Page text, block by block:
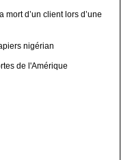
d’un client lors d’une
nigérian
de l'Amérique